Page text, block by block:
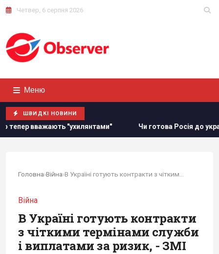
Четвер, 6 серпня 2026
Меню
ШВИДКІ НОВИНИ
"ухилянтами" Чи готова Росія до українських ударів
Головна›Війна›
Війна
В Україні готують контракти
з чіткими термінами служби
і виплатами за ризик, - ЗМІ